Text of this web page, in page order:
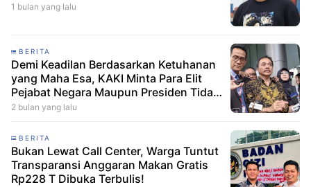
1 bulan yang lalu
BERITA
Demi Keadilan Berdasarkan Ketuhanan
yang Maha Esa, KAKI Minta Para Elit
Pejabat Negara Maupun Presiden Tidak
Usah Ikut Campur Urusan Roy Suryo
2 bulan yang lalu
BERITA
Bukan Lewat Call Center, Warga Tuntut
Transparansi Anggaran Makan Gratis
Rp228 T Dibuka Terbulis!